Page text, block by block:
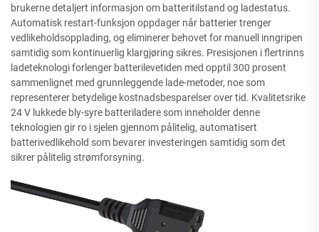
brukerne detaljert informasjon om batteritilstand og ladestatus.
Automatisk restart-funksjon oppdager når batterier trenger
vedlikeholdsopplading, og eliminerer behovet for manuell inngripen
samtidig som kontinuerlig klargjøring sikres. Presisjonen i flertrinns
ladeteknologi forlenger batterilevetiden med opptil 300 prosent
sammenlignet med grunnleggende lade-metoder, noe som
representerer betydelige kostnadsbesparelser over tid. Kvalitetsrike
24 V lukkede bly-syre batteriladere som inneholder denne
teknologien gir ro i sjelen gjennom pålitelig, automatisert
batterivedlikehold som bevarer investeringen samtidig som det
sikrer pålitelig strømforsyning.